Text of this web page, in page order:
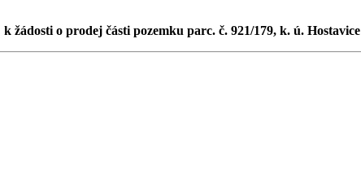
k žádosti o prodej části pozemku parc. č. 921/179, k. ú. Hostavice